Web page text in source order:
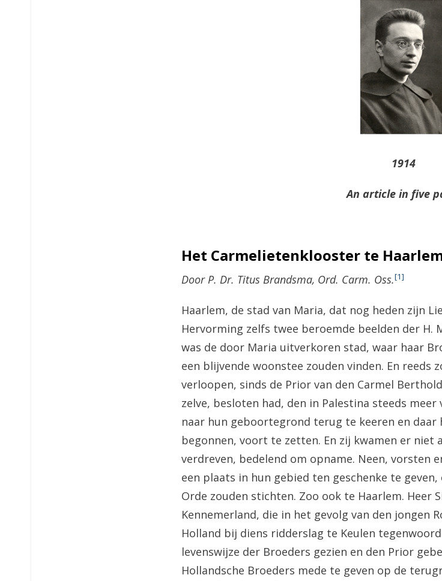
1914
An article in five
Het Carmelietenklooster te
Door P. Dr. Titus Brandsma, Ord. Carm. Oss.[1]
Haarlem, de stad van Maria, dat nog heden zijn
Hervorming zelfs twee beroemde beelden der H.
was de door Maria uitverkoren stad, waar haar
een blijvende woonstee zouden vinden. En reeds
verloopen, sinds de Prior van den Carmel
zelve, besloten had, den in Palestina steeds
naar hun geboortegrond terug te keeren en daar
begonnen, voort te zetten. En zij kwamen er
verdreven, bedelend om opname. Neen, vorsten
een plaats in hun gebied ten geschenke te
Orde zouden stichten. Zoo ook te Haarlem. Heer
Kennemerland, die in het gevolg van den jongen
Holland bij diens ridderslag te Keulen
levenswijze der Broeders gezien en den Prior
Hollandsche Broeders mede te geven op de